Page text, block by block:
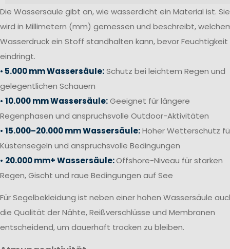
Die Wassersäule gibt an, wie wasserdicht ein Material ist. Sie
wird in Millimetern (mm) gemessen und beschreibt,
Wasserdruck ein Stoff standhalten kann, bevor Feuchtigkeit
eindringt.
• 5.000 mm Wassersäule:Schutz bei leichtem Regen und
gelegentlichen Schauern
• 10.000 mm Wassersäule:Geeignet für längere
Regenphasen und anspruchsvolle Outdoor-Aktivitäten
• 15.000–20.000 mm Wassersäule:Hoher Wetterschutz
Küstensegeln und anspruchsvolle Bedingungen
• 20.000 mm+ Wassersäule:Offshore-Niveau für starken
Regen, Gischt und raue Bedingungen auf See
Für Segelbekleidung ist neben einer hohen Wassersäule
die Qualität der Nähte, Reißverschlüsse und Membranen
entscheidend, um dauerhaft trocken zu bleiben.